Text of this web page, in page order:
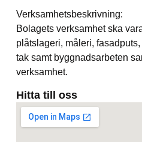
Verksamhetsbeskrivning:
Bolagets verksamhet ska
plåtslageri, måleri,
tak samt byggnadsarbeten
verksamhet.
Hitta till oss